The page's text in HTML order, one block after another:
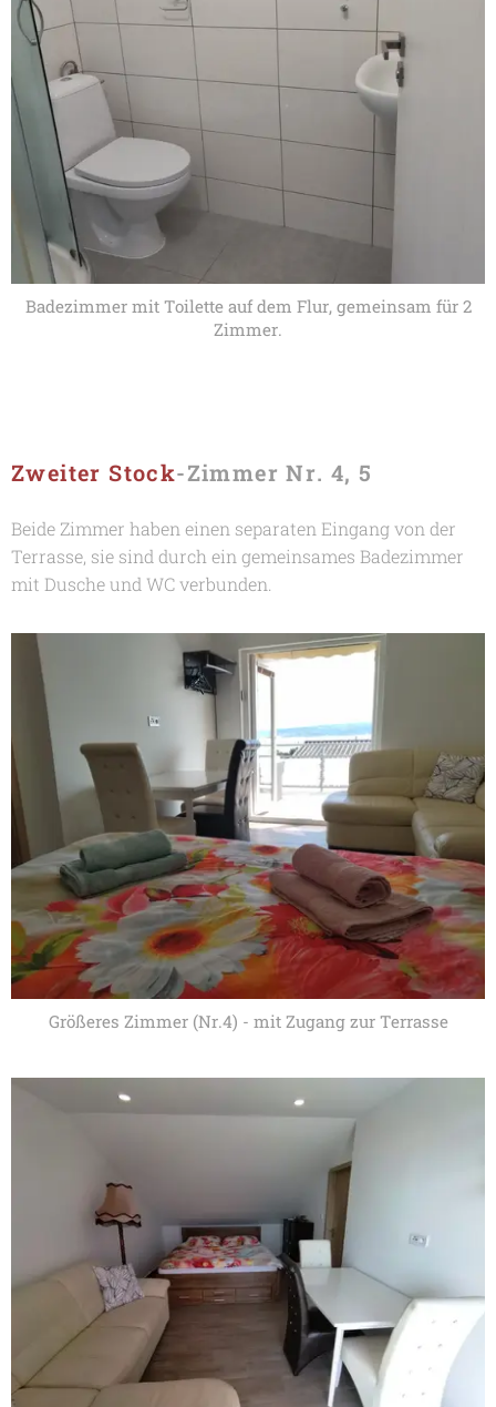
Badezimmer mit Toilette auf dem Flur, gemeinsam für 2
Zimmer.
Zweiter Stock-Zimmer Nr. 4, 5
Beide Zimmer haben einen separaten Eingang von der
Terrasse, sie sind durch ein gemeinsames Badezimmer
mit Dusche und WC verbunden.
Größeres Zimmer (Nr.4) - mit Zugang zur Terrasse